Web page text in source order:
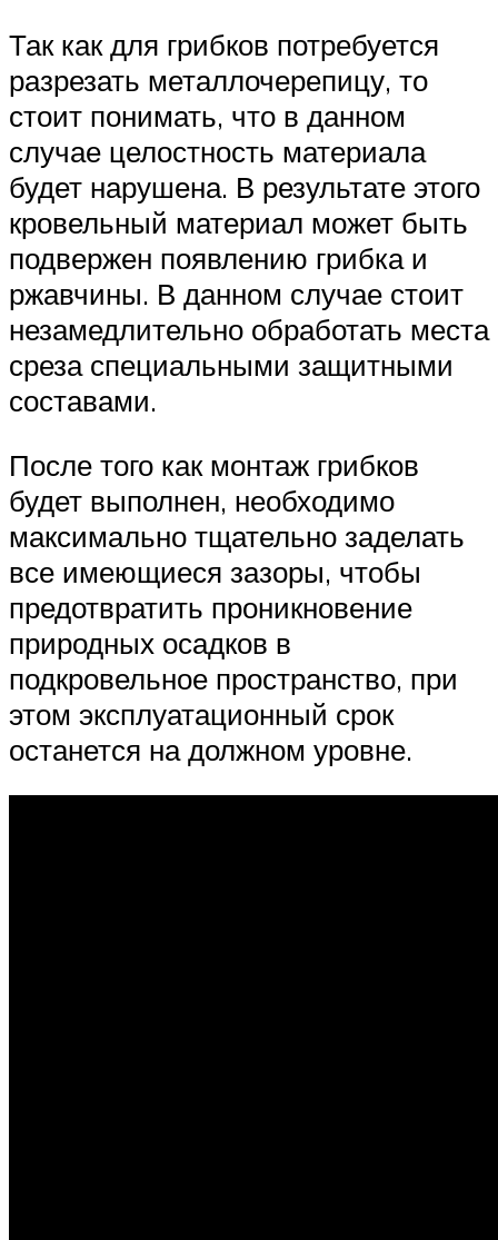
Так как для грибков потребуется
разрезать металлочерепицу, то
стоит понимать, что в данном
случае целостность материала
будет нарушена. В результате этого
кровельный материал может быть
подвержен появлению грибка и
ржавчины. В данном случае стоит
незамедлительно обработать места
среза специальными защитными
составами.
После того как монтаж грибков
будет выполнен, необходимо
максимально тщательно заделать
все имеющиеся зазоры, чтобы
предотвратить проникновение
природных осадков в
подкровельное пространство, при
этом эксплуатационный срок
останется на должном уровне.